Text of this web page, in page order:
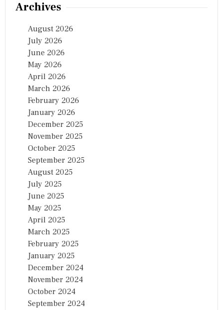
Archives
August 2026
July 2026
June 2026
May 2026
April 2026
March 2026
February 2026
January 2026
December 2025
November 2025
October 2025
September 2025
August 2025
July 2025
June 2025
May 2025
April 2025
March 2025
February 2025
January 2025
December 2024
November 2024
October 2024
September 2024